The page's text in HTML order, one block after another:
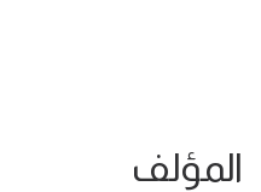
المؤلف